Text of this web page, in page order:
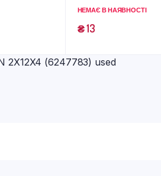
НЕМАЄ В НАЯВНОСТІ
₴13
2X12X4 (6247783) used